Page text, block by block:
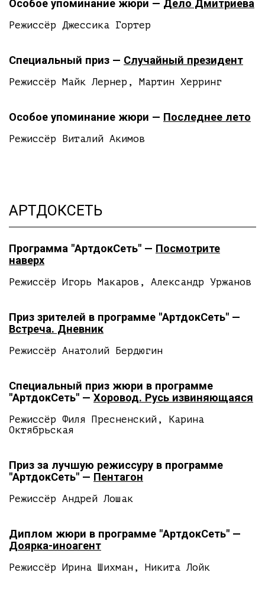
Особое упоминание жюри — Дело Дмитриева
Режиссёр Джессика Гортер
Специальный приз — Случайный президент
Режиссёр Майк Лернер, Мартин Херринг
Особое упоминание жюри — Последнее лето
Режиссёр Виталий Акимов
АРТДОКСЕТЬ
Программа "АртдокСеть" — Посмотрите
наверх
Режиссёр Игорь Макаров, Александр Уржанов
Приз зрителей в программе "АртдокСеть" —
Встреча. Дневник
Режиссёр Анатолий Бердюгин
Специальный приз жюри в программе
"АртдокСеть" — Хоровод. Русь извиняющаяся
Режиссёр Филя Пресненский, Карина
Октябрьская
Приз за лучшую режиссуру в программе
"АртдокСеть" — Пентагон
Режиссёр Андрей Лошак
Диплом жюри в программе "АртдокСеть" —
Доярка-иноагент
Режиссёр Ирина Шихман, Никита Лойк